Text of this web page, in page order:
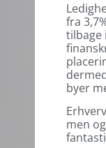
fra
tilbage
byer
men